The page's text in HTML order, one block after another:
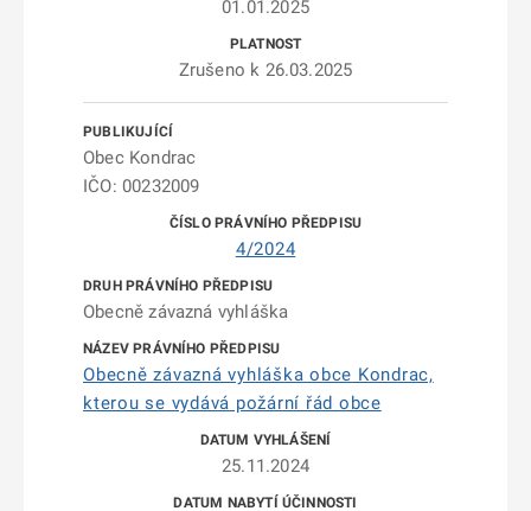
01.01.2025
Zrušeno k 26.03.2025
Obec Kondrac
IČO: 00232009
4/2024
Obecně závazná vyhláška
Obecně závazná vyhláška obce Kondrac,
kterou se vydává požární řád obce
25.11.2024